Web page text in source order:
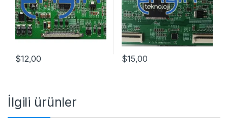
$12,00 $15,00
İlgili ürünler